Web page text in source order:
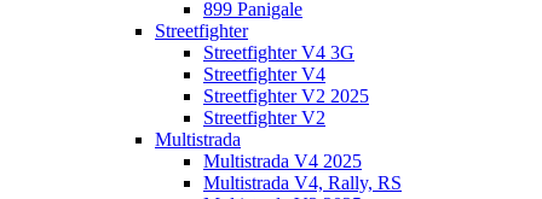
899 Panigale
Streetfighter
Streetfighter V4 3G
Streetfighter V4
Streetfighter V2 2025
Streetfighter V2
Multistrada
Multistrada V4 2025
Multistrada V4, Rally, RS